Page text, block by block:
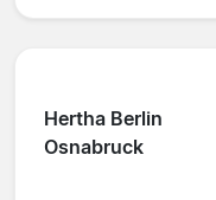
Hertha Berlin
Osnabruck